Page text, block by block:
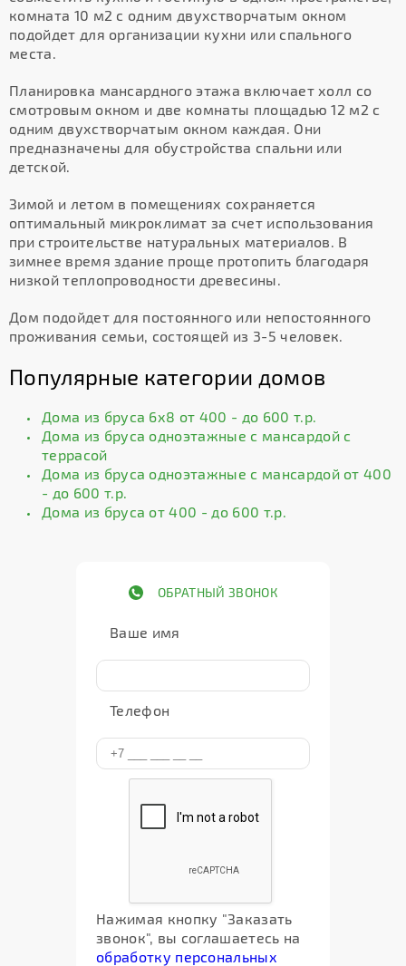
комната 10 м2 с одним двухстворчатым окном
подойдет для организации кухни или спального
места.
Планировка мансардного этажа включает холл со
смотровым окном и две комнаты площадью 12 м2 с
одним двухстворчатым окном каждая. Они
предназначены для обустройства спальни или
детской.
Зимой и летом в помещениях сохраняется
оптимальный микроклимат за счет использования
при строительстве натуральных материалов. В
зимнее время здание проще протопить благодаря
низкой теплопроводности древесины.
Дом подойдет для постоянного или непостоянного
проживания семьи, состоящей из 3-5 человек.
Популярные категории домов
Дома из бруса 6х8 от 400 - до 600 т.р.
Дома из бруса одноэтажные с мансардой с
террасой
Дома из бруса одноэтажные с мансардой от 400
- до 600 т.р.
Дома из бруса от 400 - до 600 т.р.
ОБРАТНЫЙ ЗВОНОК
Ваше имя
Телефон
Нажимая кнопку "Заказать
звонок", вы соглашаетесь на
обработку персональных